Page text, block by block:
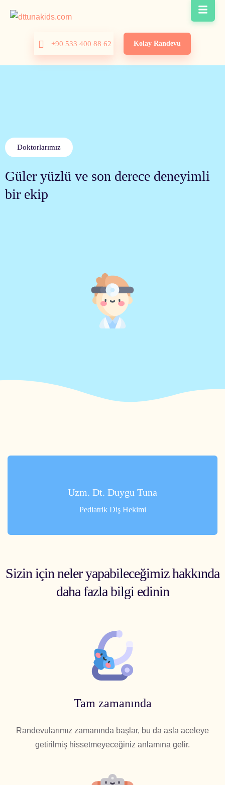
+90 533 400 88 62 Kolay Randevu
Doktorlarımız
Güler yüzlü ve son derece deneyimli
bir ekip
Uzm. Dt. Duygu Tuna
Pediatrik Diş Hekimi
Sizin için neler yapabileceğimiz hakkında
daha fazla bilgi edinin
Tam zamanında
Randevularımız zamanında başlar, bu da asla aceleye
getirilmiş hissetmeyeceğiniz anlamına gelir.